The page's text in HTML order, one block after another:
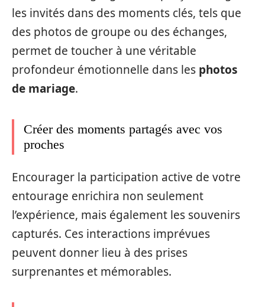
les invités dans des moments clés, tels que
des photos de groupe ou des échanges,
permet de toucher à une véritable
profondeur émotionnelle dans les photos
de mariage.
Créer des moments partagés avec vos
proches
Encourager la participation active de votre
entourage enrichira non seulement
l’expérience, mais également les souvenirs
capturés. Ces interactions imprévues
peuvent donner lieu à des prises
surprenantes et mémorables.